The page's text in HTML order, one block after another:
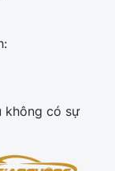
không có sự